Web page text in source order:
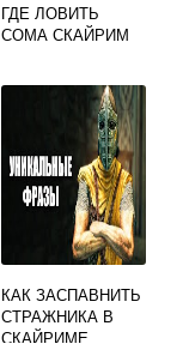
ГДЕ ЛОВИТЬ
СОМА СКАЙРИМ
КАК ЗАСПАВНИТЬ
СТРАЖНИКА В
СКАЙРИМЕ